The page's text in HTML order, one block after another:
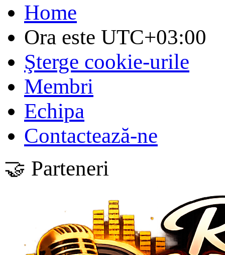
Home
Ora este UTC+03:00
Şterge cookie-urile
Membri
Echipa
Contactează-ne
🤝 Parteneri